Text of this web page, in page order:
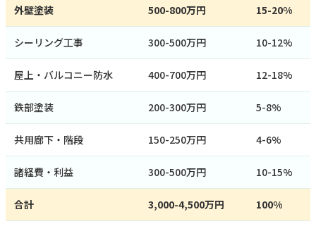
外壁塗装 500-800万円 15-20%
シーリング工事 300-500万円 10-12%
屋上・バルコニー防水 400-700万円 12-18%
鉄部塗装 200-300万円 5-8%
共用廊下・階段 150-250万円 4-6%
諸経費・利益 300-500万円 10-15%
合計 3,000-4,500万円 100%